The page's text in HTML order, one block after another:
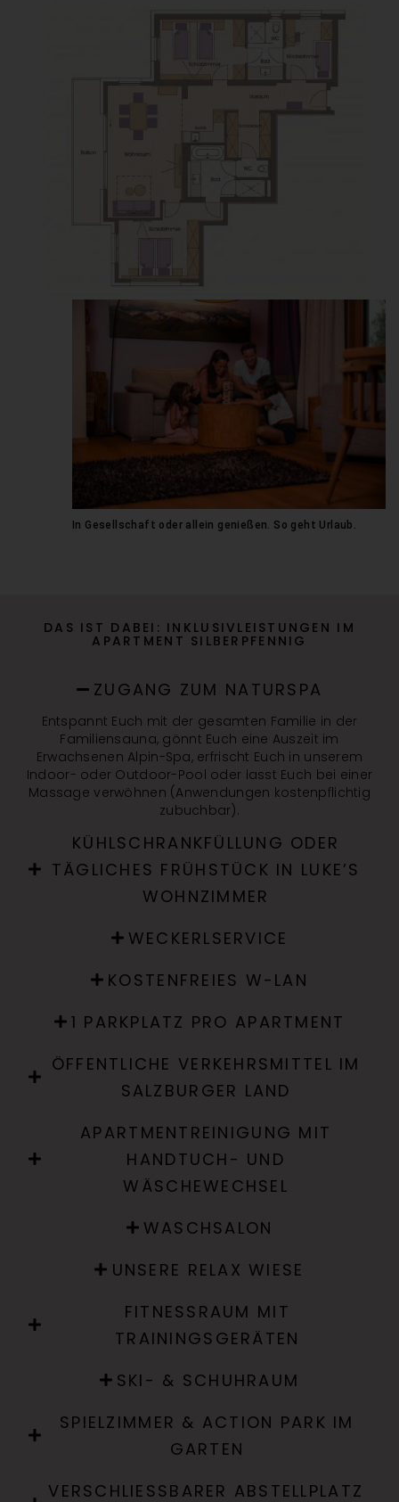
In Gesellschaft oder allein genießen. So geht Urlaub.
DAS IST DABEI: INKLUSIVLEISTUNGEN IM
ZUGANG ZUM NATURSPA
Entspannt Euch mit der gesamten Familie in der
Familiensauna, gönnt Euch eine Auszeit im
Erwachsenen Alpin-Spa, erfrischt Euch in unserem
Indoor- oder Outdoor-Pool oder lasst Euch bei einer
Massage verwöhnen (Anwendungen kostenpflichtig
zubuchbar).
KÜHLSCHRANKFÜLLUNG ODER
TÄGLICHES FRÜHSTÜCK IN LUKE’S
WOHNZIMMER
WECKERLSERVICE
KOSTENFREIES W-LAN
1 PARKPLATZ PRO APARTMENT
ÖFFENTLICHE VERKEHRSMITTEL IM
SALZBURGER LAND
APARTMENTREINIGUNG MIT
HANDTUCH- UND
WÄSCHEWECHSEL
WASCHSALON
UNSERE RELAX WIESE
FITNESSRAUM MIT
TRAININGSGERÄTEN
SKI- & SCHUHRAUM
SPIELZIMMER & ACTION PARK IM
GARTEN
VERSCHLIESSBARER ABSTELLPLATZ F